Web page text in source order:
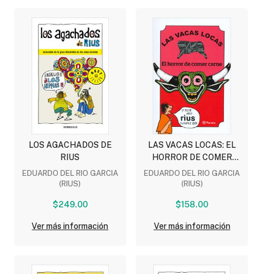
LOS AGACHADOS DE
RIUS
EDUARDO DEL RIO GARCIA
(RIUS)
$249.00
Ver más información
LAS VACAS LOCAS: EL
HORROR DE COMER
CARNE
EDUARDO DEL RIO GARCIA
(RIUS)
$158.00
Ver más información